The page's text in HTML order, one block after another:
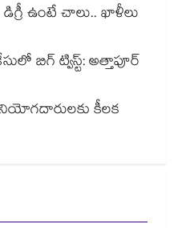
ఉంటే చాలు.. ఖాళీలు
బిగ్ ట్విస్ట్: అత్తాపూర్
కీలక